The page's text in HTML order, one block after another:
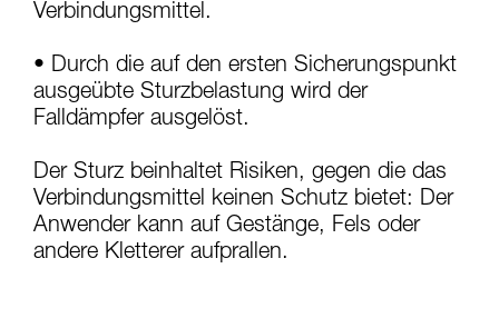
Verbindungsmittel.
• Durch die auf den ersten Sicherungspunkt
ausgeübte Sturzbelastung wird der
Falldämpfer ausgelöst.
Der Sturz beinhaltet Risiken, gegen die das
Verbindungsmittel keinen Schutz bietet: Der
Anwender kann auf Gestänge, Fels oder
andere Kletterer aufprallen.